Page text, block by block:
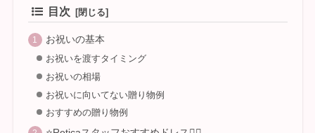
目次
お祝いの基本
お祝いを渡すタイミング
お祝いの相場
お祝いに向いてない贈り物例
おすすめの贈り物例